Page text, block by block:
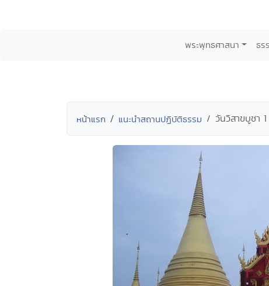
พระพุทธศาสนา ธร
หน้าแรก แนะนำสถานปฏิบัติธรรม วันวิสาขบูชา